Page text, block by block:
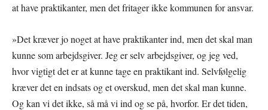
at have praktikanter, men det fritager ikke kommunen for ansvar.
»Det kræver jo noget at have praktikanter ind, men det skal man
kunne som arbejdsgiver. Jeg er selv arbejdsgiver, og jeg ved,
hvor vigtigt det er at kunne tage en praktikant ind. Selvfølgelig
kræver det en indsats og et overskud, men det skal man kunne.
Og kan vi det ikke, så må vi ind og se på, hvorfor. Er det tiden,